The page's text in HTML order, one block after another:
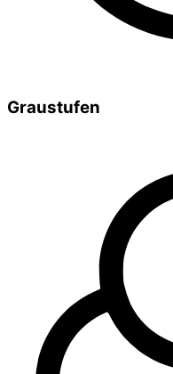
Graustufen